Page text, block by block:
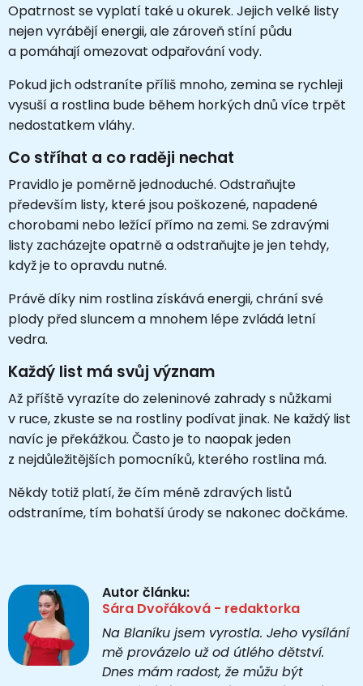
Opatrnost se vyplatí také u okurek. Jejich velké listy
nejen vyrábějí energii, ale zároveň stíní půdu
a pomáhají omezovat odpařování vody.
Pokud jich odstraníte příliš mnoho, zemina se rychleji
vysuší a rostlina bude během horkých dnů více trpět
nedostatkem vláhy.
Co stříhat a co raději nechat
Pravidlo je poměrně jednoduché. Odstraňujte
především listy, které jsou poškozené, napadené
chorobami nebo ležící přímo na zemi. Se zdravými
listy zacházejte opatrně a odstraňujte je jen tehdy,
když je to opravdu nutné.
Právě díky nim rostlina získává energii, chrání své
plody před sluncem a mnohem lépe zvládá letní
vedra.
Každý list má svůj význam
Až příště vyrazíte do zeleninové zahrady s nůžkami
v ruce, zkuste se na rostliny podívat jinak. Ne každý list
navíc je překážkou. Často je to naopak jeden
z nejdůležitějších pomocníků, kterého rostlina má.
Někdy totiž platí, že čím méně zdravých listů
odstraníme, tím bohatší úrody se nakonec dočkáme.
Autor článku:
Sára Dvořáková - redaktorka
Na Blaníku jsem vyrostla. Jeho vysílání
mě provázelo už od útlého dětství.
Dnes mám radost, že můžu být